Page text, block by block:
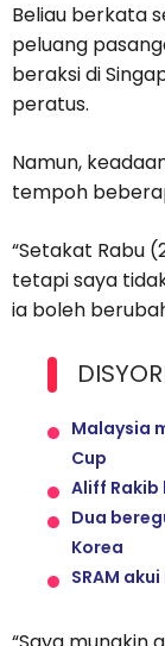
Beliau berkata
peluang
beraksi di
peratus.
Namun,
tempoh
“Setakat Rabu
tetapi saya
ia boleh
Malaysia
Cup
Aliff Rakib
Dua
Korea
SRAM